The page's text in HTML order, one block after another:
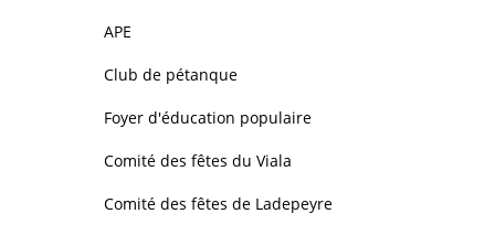
APE
Club de pétanque
Foyer d'éducation populaire
Comité des fêtes du Viala
Comité des fêtes de Ladepeyre